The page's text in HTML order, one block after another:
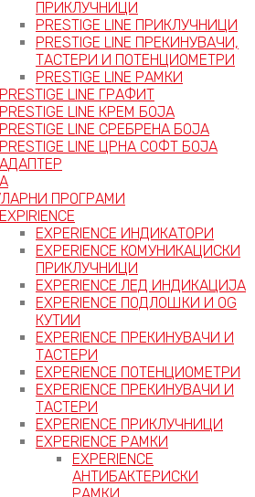
ПРИКЛУЧНИЦИ
PRESTIGE LINE ПРИКЛУЧНИЦИ
PRESTIGE LINE ПРЕКИНУВАЧИ,
ТАСТЕРИ И ПОТЕНЦИОМЕТРИ
PRESTIGE LINE РАМКИ
PRESTIGE LINE ГРАФИТ
PRESTIGE LINE КРЕМ БОЈА
PRESTIGE LINE СРЕБРЕНА БОЈА
PRESTIGE LINE ЦРНА СОФТ БОЈА
АДАПТЕР
ПРОГРАМИ
EXPIRIENCE
EXPERIENCE ИНДИКАТОРИ
EXPERIENCE КОМУНИКАЦИСКИ
ПРИКЛУЧНИЦИ
EXPERIENCE ЛЕД ИНДИКАЦИЈА
EXPERIENCE ПОДЛОШКИ И OG
КУТИИ
EXPERIENCE ПРЕКИНУВАЧИ И
ТАСТЕРИ
EXPERIENCE ПОТЕНЦИОМЕТРИ
EXPERIENCE ПРЕКИНУВАЧИ И
ТАСТЕРИ
EXPERIENCE ПРИКЛУЧНИЦИ
EXPERIENCE РАМКИ
EXPERIENCE
АНТИБАКТЕРИСКИ